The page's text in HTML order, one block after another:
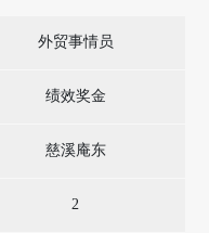
外贸事情员
绩效奖金
慈溪庵东
2